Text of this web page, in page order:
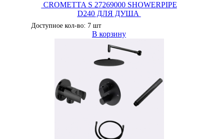
CROMETTA S 27269000 SHOWERPIPE
D240 ДЛЯ ДУША
Доступное кол-во: 7 шт
В корзину